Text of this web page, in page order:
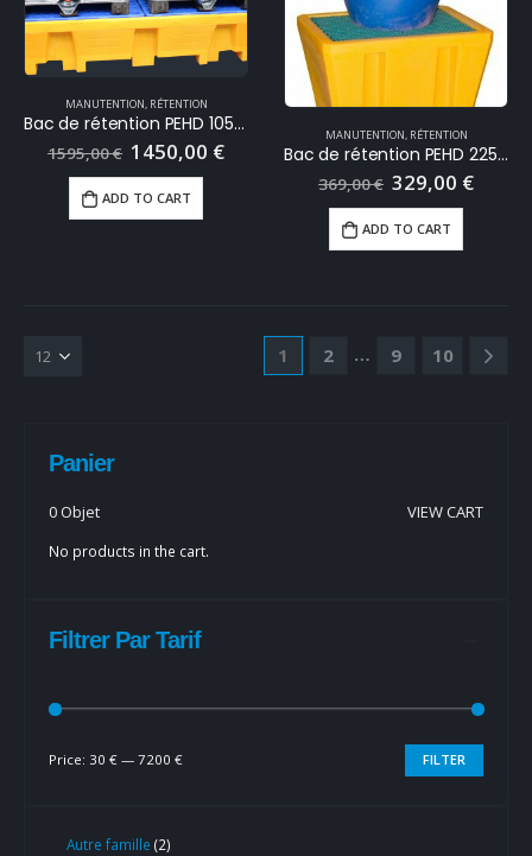
MANUTENTION, RÉTENTION
Bac de rétention PEHD 1050 Litres
1595,00€ 1450,00 €
ADD TO CART
MANUTENTION, RÉTENTION
Bac de rétention PEHD 225 Litres
369,00€ 329,00 €
ADD TO CART
1 2 … 9 10
Panier
0 Objet VIEW CART
No products in the cart.
Filtrer Par Tarif
FILTER
Price: 30 € — 7200 €
Autre famille 2